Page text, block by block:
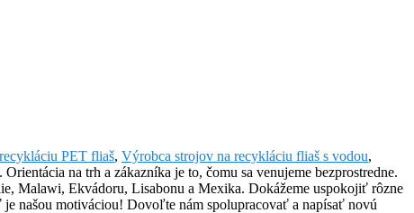
PET fliaš, Výrobca strojov na recykláciu fliaš s vodou,
na trh a zákazníka je to, čomu sa venujeme bezprostredne.
Malawi, Ekvádoru, Lisabonu a Mexika. Dokážeme uspokojiť rôzne
našou motiváciou! Dovoľte nám spolupracovať a napísať novú